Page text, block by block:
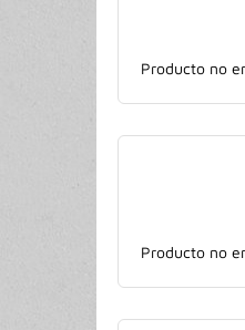
Producto no
Producto no